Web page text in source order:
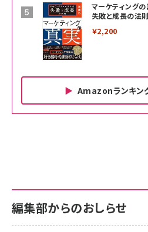
マーケティング
失敗と成長の法則
￥2,200
Amazonランキン
￥880
anan(アンアン
スペシャルエディシ
サポート正規品 メ
NIMASO ガラスフ
サポート正規品 メ
Amazon eギフト
編集部からのおしらせ